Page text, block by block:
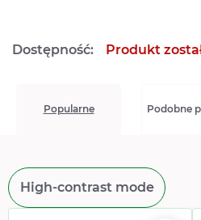
Dostępność: Produkt
Popularne Podobne
High-contrast mode